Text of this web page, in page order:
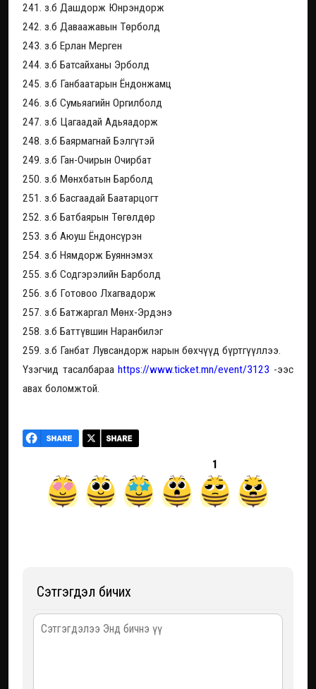
241. з.б Дашдорж Юнрэндорж
242. з.б Даваажавын Төрболд
243. з.б Ерлан Мерген
244. з.б Батсайханы Эрболд
245. з.б Ганбаатарын Ёндонжамц
246. з.б Сумьяагийн Оргилболд
247. з.б Цагаадай Адьяадорж
248. з.б Баярмагнай Бэлгүтэй
249. з.б Ган-Очирын Очирбат
250. з.б Мөнхбатын Барболд
251. з.б Басгаадай Баатарцогт
252. з.б Батбаярын Төгөлдөр
253. з.б Аюуш Ёндонсүрэн
254. з.б Нямдорж Буяннэмэх
255. з.б Содгэрэлийн Барболд
256. з.б Готовоо Лхагвадорж
257. з.б Батжаргал Мөнх-Эрдэнэ
258. з.б Баттүвшин Наранбилэг
259. з.б Ганбат Лувсандорж нарын бөхчүүд бүртгүүллээ.
Үзэгчид тасалбарааhttps://www.ticket.mn/event/3123 -ээс
авах боломжтой.
1
Сэтгэгдэл бичих